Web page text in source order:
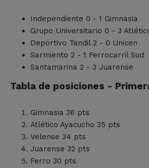
Independiente 0 - 1 Gimnasia
Grupo Universitario 0 - 3
Deportivo Tandil 2 - 0 Unicen
Sarmiento 2 - 1 Ferrocarril Sud
Santamarina 2 - 3 Juarense
Tabla de posiciones -
Gimnasia 36 pts
Atlético Ayacucho 35 pts
Velense 34 pts
Juarense 32 pts
Ferro 30 pts